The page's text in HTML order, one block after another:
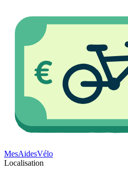
MesAidesVélo
Localisation